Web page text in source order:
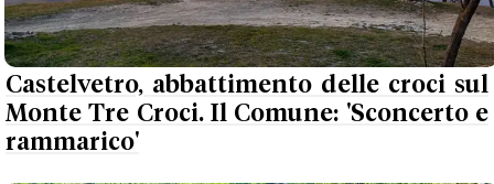
Castelvetro, abbattimento delle croci sul
Monte Tre Croci. Il Comune: 'Sconcerto e
rammarico'